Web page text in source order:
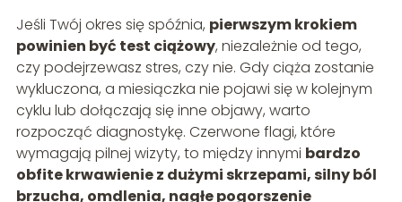
Jeśli Twój okres się spóźnia, pierwszym krokiem
powinien być test ciążowy, niezależnie od tego,
czy podejrzewasz stres, czy nie. Gdy ciąża zostanie
wykluczona, a miesiączka nie pojawi się w kolejnym
cyklu lub dołączają się inne objawy, warto
rozpocząć diagnostykę. Czerwone flagi, które
wymagają pilnej wizyty, to między innymi bardzo
obfite krwawienie z dużymi skrzepami, silny ból
brzucha, omdlenia, nagłe pogorszenie